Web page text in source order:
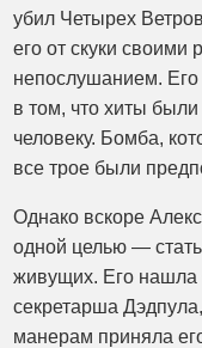
убил Четырех
его от скуки своими
непослушанием. Его
в том, что хиты
человеку. Бомба,
все трое были
Однако вскоре
одной целью —
живущих. Его
секретарша
манерам приняла